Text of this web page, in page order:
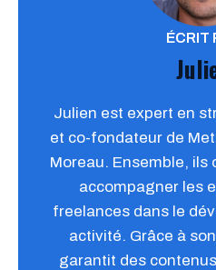
ÉCRIT
Julien est expert en
et co-fondateur de
Moreau. Ensemble, ils
accompagner les
freelances dans le
activité. Grâce à
garantit des